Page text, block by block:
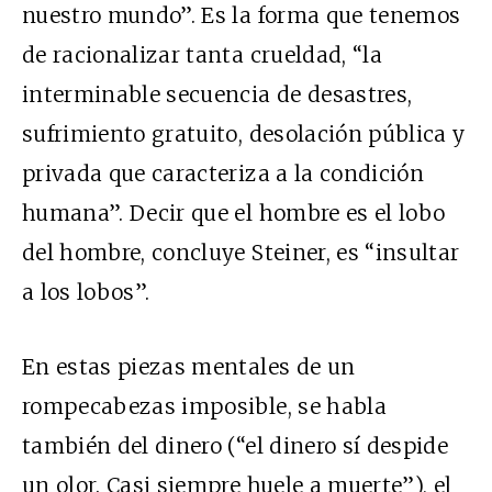
nuestro mundo”. Es la forma que tenemos
de racionalizar tanta crueldad, “la
interminable secuencia de desastres,
sufrimiento gratuito, desolación pública y
privada que caracteriza a la condición
humana”. Decir que el hombre es el lobo
del hombre, concluye Steiner, es “insultar
a los lobos”.
En estas piezas mentales de un
rompecabezas imposible, se habla
también del dinero (“el dinero sí despide
un olor. Casi siempre huele a muerte”), el